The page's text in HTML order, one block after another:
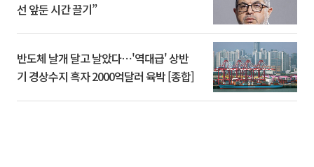
선 앞둔 시간 끌기”
반도체 날개 달고 날았다⋯'역대급' 상반
기 경상수지 흑자 2000억달러 육박 [종합]